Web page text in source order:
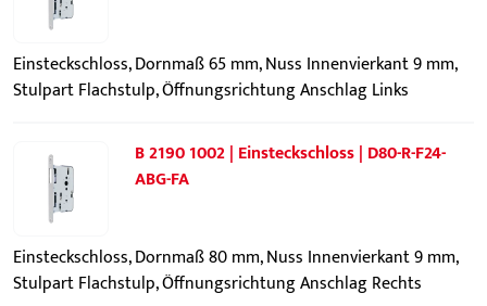
Einsteckschloss, Dornmaß 65 mm, Nuss Innenvierkant 9 mm,
Stulpart Flachstulp, Öffnungsrichtung Anschlag Links
B 2190 1002 | Einsteckschloss | D80-R-F24-
ABG-FA
Einsteckschloss, Dornmaß 80 mm, Nuss Innenvierkant 9 mm,
Stulpart Flachstulp, Öffnungsrichtung Anschlag Rechts